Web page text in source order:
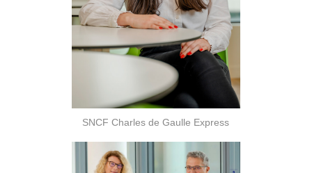
SNCF Charles de Gaulle Express